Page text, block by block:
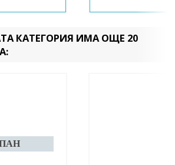
КАТЕГОРИЯ ИМА ОЩЕ 20